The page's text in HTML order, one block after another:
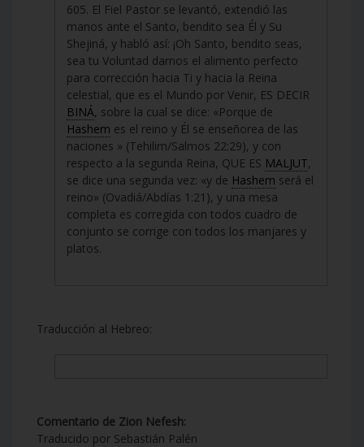
605. El Fiel Pastor se levantó, extendió las
manos ante el Santo, bendito sea Él y Su
Shejiná, y habló así: ¡Oh Santo, bendito seas,
sea tu Voluntad darnos el alimento perfecto
para corrección hacia Ti y hacia la Reina
celestial, que es el Mundo por Venir, ES DECIR
BINÁ, sobre la cual se dice: «Porque de
Hashem es el reino y Él se enseñorea de las
naciones » (Tehilim/Salmos 22:29), y con
respecto a la segunda Reina, QUE ES MALJUT,
se dice una segunda vez: «y de Hashem será el
reino» (Ovadiá/Abdías 1:21), y una mesa
completa es corregida con todos cuadro de
conjunto se corrige con todos los manjares y
platos.
Traducción al Hebreo:
Comentario de Zion Nefesh:
Traducido por Sebastián Palén